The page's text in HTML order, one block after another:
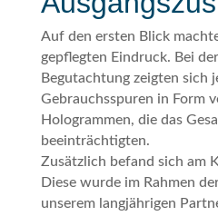
Auf den ersten Blick
gepflegten Eindruck. Bei
Begutachtung zeigten sich
Gebrauchsspuren in Form
Hologrammen, die das
beeinträchtigten.
Zusätzlich befand sich am
Diese wurde im Rahmen
unserem langjährigen